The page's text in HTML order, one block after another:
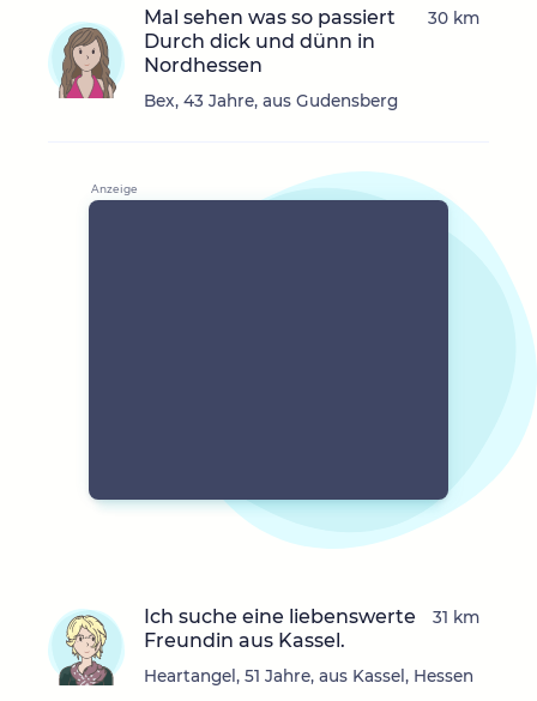
Mal sehen was so passiert
Durch dick und dünn in
Nordhessen
Bex, 43 Jahre, aus Gudensberg
30 km
Ich suche eine liebenswerte
Freundin aus Kassel.
Heartangel, 51 Jahre, aus Kassel, Hessen
31 km